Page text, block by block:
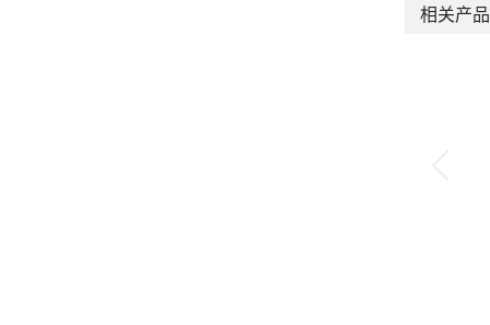
相关产品